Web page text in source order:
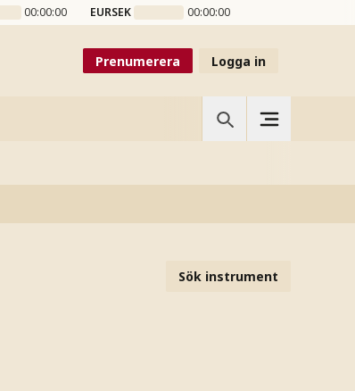
00:00:00 EURSEK 00:00:00
Prenumerera Logga in
Sök instrument